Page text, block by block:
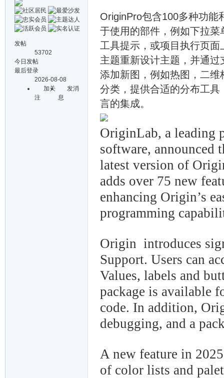
发帖
53702
今日发帖
最后登录
2026-08-08
加关
注
发消
息
OriginPro包含100多种功能
于使用的部件，例如下拉
工具提示，或项目执行页
主题重新设计主题，并通
添加新图，例如热图，二
分类，提供合适的分布工
言的集成。
OriginLab, a leading
software, announced
latest version of
adds over 75 new
enhancing Origin’s
programming
Origin introduces
Support. Users can
Values, labels and
package is available
code. In addition,
debugging, and a
A new feature in
of color lists and